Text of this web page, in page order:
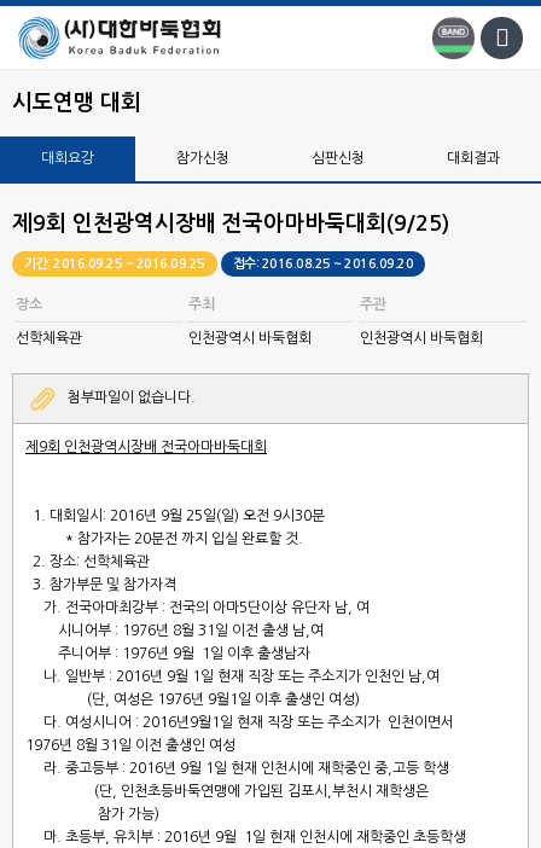
시도연맹 대회
대회요강 참가신청 심판신청 대회결과
제9회 인천광역시장배 전국아마바둑대회(9/25)
기간: 2016.09.25 ~ 2016.09.25 접수: 2016.08.25 ~ 2016.09.20
장소
선학체육관
주최
인천광역시 바둑협회
주관
인천광역시 바둑협회
첨부파일이 없습니다.
제 9회 인천광역시장배 전국아마바둑대회
1. 대회일시 : 2016년 9월 25일(일) 오전 9시 30분
* 참가자는 20분전 까지 입실 완료할 것
2. 장소: 선학체육관
3. 참가부문 및 참가자격
가
전국아마최강부 : 전국의 아마5단이상 유단자 남
여
시니어부 : 1976년 8월 31 일 이전 출생 남 여
주니어부 : 1976년 9월 1 일 이후 출생남자
나
일반부 : 2016년 9월 1 일 현재 직장 또는 주소지가 인천인 남 여
(단 여성은 1976년 9월 1 일 이후 출생인 여성)
다
여성시니어 : 2016년 9월 1 일 현재 직장 또는 주소지가 인천이면서
1976년 8월 31 일 이전 출생인 여성
라 중고등부 : 2016년 9월 1 일 현재 인천시에 재학중인 중 고등 학생
(단 인천초등바둑연맹에 가입된 김포시
부천시 재학생은
참가 가능)
마 초등부 유치부 : 2016년 9월 1 일 현재 인천시에 재학중인 초등학생